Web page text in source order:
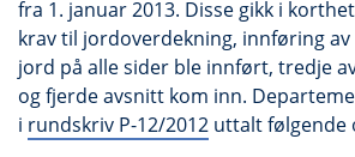
fra 1. januar 2013. Disse gikk i
krav til jordoverdekning, innføring
jord på alle sider ble innført, tredje
og fjerde avsnitt kom inn.
i rundskriv P-12/2012 uttalt følgende